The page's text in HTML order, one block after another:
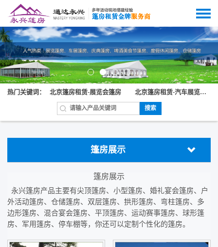
热门关键词： 北京篷房租赁-展览会篷房 北京篷房租赁-汽车展览篷房
搜索
篷房展示
篷房展示
永兴篷房产品主要有尖顶篷房、小型篷房、婚礼宴会篷房、户
外活动篷房、仓储篷房、双层篷房、拱形篷房、弯柱篷房、多
边形篷房、混合宴会篷房、平顶篷房、运动赛事篷房、球形篷
房、军用篷房、停车棚等，你还可以定制个性化的篷房。